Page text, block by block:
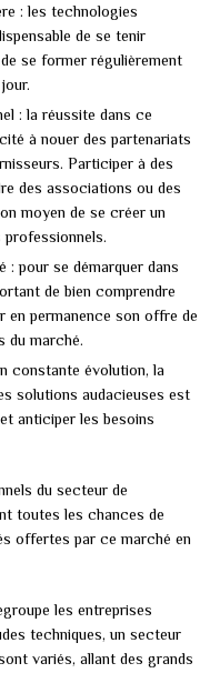
: les technologies
de se tenir
se former régulièrement
: la réussite dans ce
à nouer des partenariats
Participer à des
des associations ou des
moyen de se créer un
professionnels.
pour se démarquer dans
de bien comprendre
en permanence son offre de
du marché.
constante évolution, la
solutions audacieuses est
anticiper les besoins
du secteur de
toutes les chances de
offertes par ce marché en
les entreprises
techniques, un secteur
variés, allant des grands